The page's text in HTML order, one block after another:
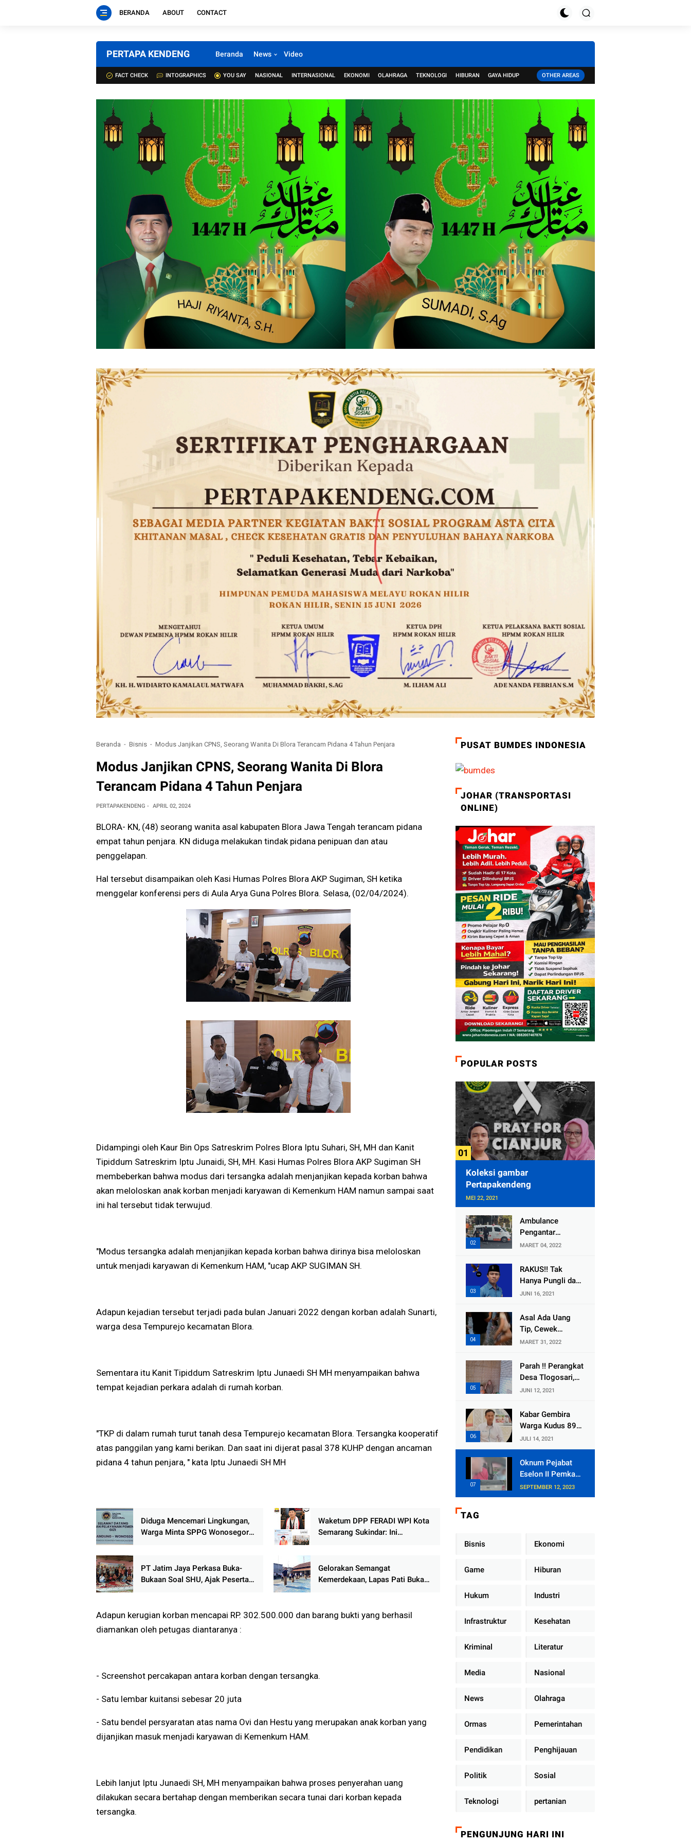
BERANDA ABOUT CONTACT
PERTAPA KENDENG Beranda News Video
FACT CHECK INTOGRAPHICS YOU SAY NASIONAL INTERNASIONAL EKONOMI OLAHRAGA TEKNOLOGI HIBURAN GAYA HIDUP OTHER AREAS
Beranda Bisnis Modus Janjikan CPNS, Seorang Wanita Di Blora Terancam Pidana 4 Tahun Penjara
Modus Janjikan CPNS, Seorang Wanita Di Blora
Terancam Pidana 4 Tahun Penjara
PERTAPAKENDENG APRIL 02, 2024
BLORA- KN, (48) seorang wanita asal kabupaten Blora Jawa Tengah terancam pidana
empat tahun penjara. KN diduga melakukan tindak pidana penipuan dan atau
penggelapan.
Hal tersebut disampaikan oleh Kasi Humas Polres Blora AKP Sugiman, SH ketika
menggelar konferensi pers di Aula Arya Guna Polres Blora. Selasa, (02/04/2024).
Didampingi oleh Kaur Bin Ops Satreskrim Polres Blora Iptu Suhari, SH, MH dan Kanit
Tipiddum Satreskrim Iptu Junaidi, SH, MH. Kasi Humas Polres Blora AKP Sugiman SH
membeberkan bahwa modus dari tersangka adalah menjanjikan kepada korban bahwa
akan meloloskan anak korban menjadi karyawan di Kemenkum HAM namun sampai saat
ini hal tersebut tidak terwujud.
"Modus tersangka adalah menjanjikan kepada korban bahwa dirinya bisa meloloskan
untuk menjadi karyawan di Kemenkum HAM, "ucap AKP SUGIMAN SH.
Adapun kejadian tersebut terjadi pada bulan Januari 2022 dengan korban adalah Sunarti,
warga desa Tempurejo kecamatan Blora.
Sementara itu Kanit Tipiddum Satreskrim Iptu Junaedi SH MH menyampaikan bahwa
tempat kejadian perkara adalah di rumah korban.
"TKP di dalam rumah turut tanah desa Tempurejo kecamatan Blora. Tersangka kooperatif
atas panggilan yang kami berikan. Dan saat ini dijerat pasal 378 KUHP dengan ancaman
pidana 4 tahun penjara, " kata Iptu Junaedi SH MH
Diduga Mencemari Lingkungan,
Warga Minta SPPG Wonosegoro
Waketum DPP FERADI WPI Kota
Semarang Sukindar: Ini
PT Jatim Jaya Perkasa Buka-
Bukaan Soal SHU, Ajak Peserta
Gelorakan Semangat
Kemerdekaan, Lapas Pati Buka
Perlombaan
Adapun kerugian korban mencapai RP. 302.500.000 dan barang bukti yang berhasil
diamankan oleh petugas diantaranya :
- Screenshot percakapan antara korban dengan tersangka.
- Satu lembar kuitansi sebesar 20 juta
- Satu bendel persyaratan atas nama Ovi dan Hestu yang merupakan anak korban yang
dijanjikan masuk menjadi karyawan di Kemenkum HAM.
Lebih lanjut Iptu Junaedi SH, MH menyampaikan bahwa proses penyerahan uang
dilakukan secara bertahap dengan memberikan secara tunai dari korban kepada
tersangka.
PUSAT BUMDES INDONESIA
JOHAR (TRANSPORTASI
ONLINE)
POPULAR POSTS
Koleksi gambar
Pertapakendeng
MEI 22, 2021
Ambulance
Pengantar
Jenazah Kepala
Mengalami
Kecelakaan
MARET 04, 2022
RAKUS!! Tak
Hanya Pungli dan
Dana Bedah
Diembat, ,
Perangkat Desa
Selewengkan
Bantuan Mushola
JUNI 16, 2021
Asal Ada Uang
Tip, Cewek
Pemandu Karaoke
Bersedia Bugil
MARET 31, 2022
Parah !! Perangkat
Desa Tlogosari,
Kecamatan
Embat Dana Bedah
Rumah dari
JUNI 12, 2021
Kabar Gembira
Warga Kudus 89
Persen RT di
Kudus Zona Hijau
JULI 14, 2021
Oknum Pejabat
Eselon II Pemkab
Lampung Utara
Asik Ngobrol
Dinas
SEPTEMBER 12, 2023
TAG
Bisnis Ekonomi
Game Hiburan
Hukum Industri
Infrastruktur Kesehatan
Kriminal Literatur
Media Nasional
News Olahraga
Ormas Pemerintahan
Pendidikan Penghijauan
Politik Sosial
Teknologi pertanian
PENGUNJUNG HARI INI